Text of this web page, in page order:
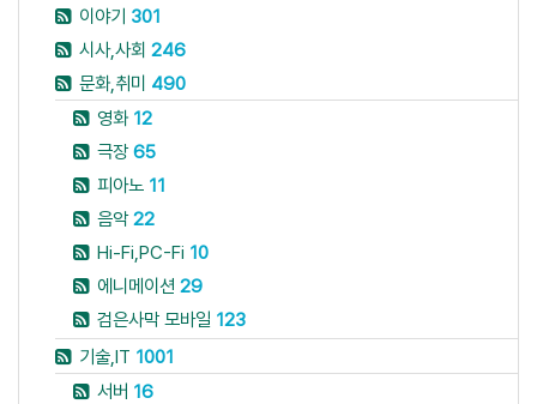
이야기 301
시사,사회 246
문화,취미 490
영화 12
극장65
피아노 11
음악22
Hi-Fi,PC-Fi 10
에니메이션 29
검은사막 모바일 123
기술,IT 1001
서버 16